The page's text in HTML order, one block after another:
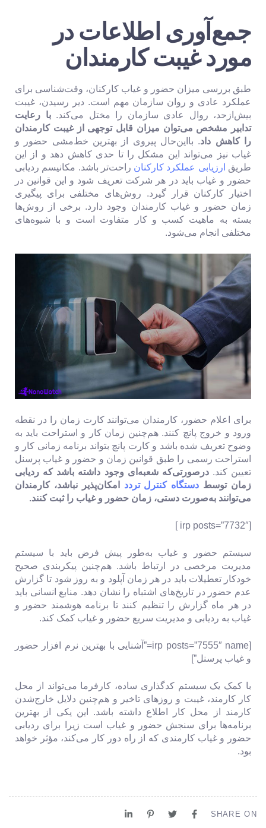
جمع‌آوری اطلاعات در
مورد غیبت کارمندان
طبق بررسی میزان حضور و غیاب کارکنان، وقت‌شناسی برای
عملکرد عادی و روان سازمان مهم است. دیر رسیدن، غیبت
بیش‌ازحد، روال عادی سازمان را مختل می‌کند.با رعایت
تدابیر مشخص می‌توان میزان قابل توجهی از غیبت کارمندان
را کاهش داد. با‌این‌حال پیروی از بهترین خط‌مشی حضور و
غیاب نیز می‌تواند این مشکل را تا حدی کاهش دهد و از این
طریق ارزیابی عملکرد کارکنان راحت‌تر باشد. مکانیسم ردیابی
حضور و غیاب باید در هر شرکت تعریف شود و این قوانین در
اختیار کارکنان قرار گیرد. روش‌های مختلفی برای پیگیری
زمان حضور و غیاب کارمندان وجود دارد. برخی از روش‌ها
بسته به ماهیت کسب و کار متفاوت است و با شیوه‌های
مختلفی انجام می‌شود.
برای اعلام حضور، کارمندان می‌توانند کارت زمان را در نقطه
ورود و خروج پانچ کنند. هم‌چنین زمان کار و استراحت باید به
وضوح تعریف شده باشد و کارت پانچ بتواند برنامه زمانی کار و
استراحت رسمی را طبق قوانین زمان و حضور و غیاب پرسنل
تعیین کند.درصورتی‌که شعبه‌ای وجود داشته باشد که ردیابی
زمان توسط دستگاه کنترل تردد امکان‌پذیر نباشد، کارمندان
می‌توانند به‌صورت دستی، زمان حضور و غیاب را ثبت کنند.
[irp posts=”7732″ ]
سیستم حضور و غیاب به‌طور پیش فرض باید با سیستم
مدیریت مرخصی در ارتباط باشد. هم‌چنین پیکربندی صحیح
خودکار تعطیلات باید در هر زمان آپلود و به روز شود تا گزارش
عدم حضور در تاریخ‌های اشتباه را نشان دهد. منابع انسانی باید
در هر ماه گزارش را تنظیم کنند تا برنامه هوشمند حضور و
غیاب به ردیابی و مدیریت سریع حضور و غیاب کمک کند.
[irp posts=”7555″ name=”آشنایی با بهترین نرم‌ افزار حضور
و غیاب پرسنل”]
با کمک یک سیستم کدگذاری ساده، کارفرما می‌تواند از محل
کار کارمند، غیبت و روزهای تاخیر و هم‌چنین دلایل خارج‌شدن
کارمند از محل کار اطلاع داشته باشد. این یکی از بهترین
برنامه‌ها برای سنجش حضور و غیاب است زیرا برای ردیابی
حضور و غیاب کارمندی که از راه دور کار می‌کند، مؤثر خواهد
بود.
SHARE ON